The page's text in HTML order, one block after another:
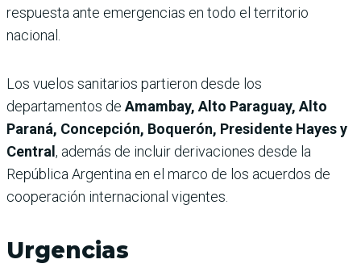
respuesta ante emergencias en todo el territorio
nacional.
Los vuelos sanitarios partieron desde los
departamentos de Amambay, Alto Paraguay, Alto
Paraná, Concepción, Boquerón, Presidente Hayes y
Central , además de incluir derivaciones desde la
República Argentina en el marco de los acuerdos de
cooperación internacional vigentes.
Urgencias